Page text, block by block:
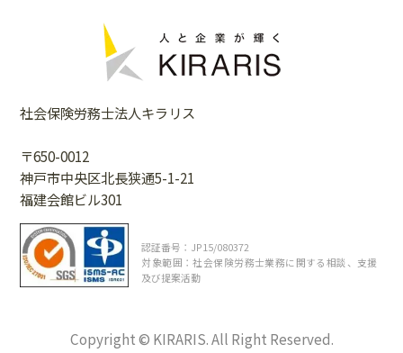
社会保険労務士法人キラリス
〒650-0012
神戸市中央区北長狭通5-1-21
福建会館ビル301
認証番号：JP15/080372
対象範囲：社会保険労務士業務に関する相談、支援
及び提案活動
Copyright © KIRARIS. All Right Reserved.